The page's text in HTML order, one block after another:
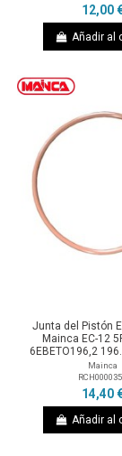
12,00
Añadir al
Junta del Pistón
Mainca EC-12
6EBETO196,2
Mainca
14,40
Añadir al